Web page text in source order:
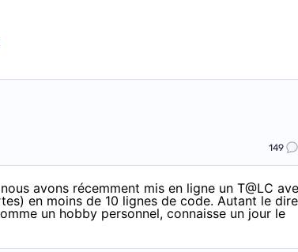
149
avons récemment mis en ligne un T@LC
en moins de 10 lignes de code. Autant le dire
un hobby personnel, connaisse un jour le